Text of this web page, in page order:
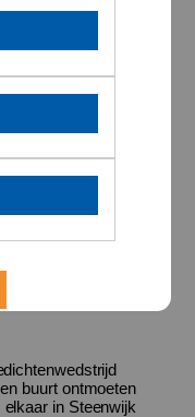
buurt ontmoeten
elkaar in Steenwijk